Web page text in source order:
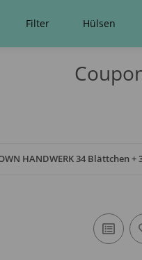
Filter Hülsen
HANDWERK 34 Blättchen +